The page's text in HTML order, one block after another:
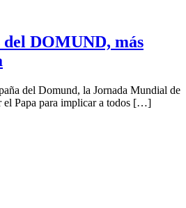
del DOMUND, más
del Domund, la Jornada Mundial de
el Papa para implicar a todos […]